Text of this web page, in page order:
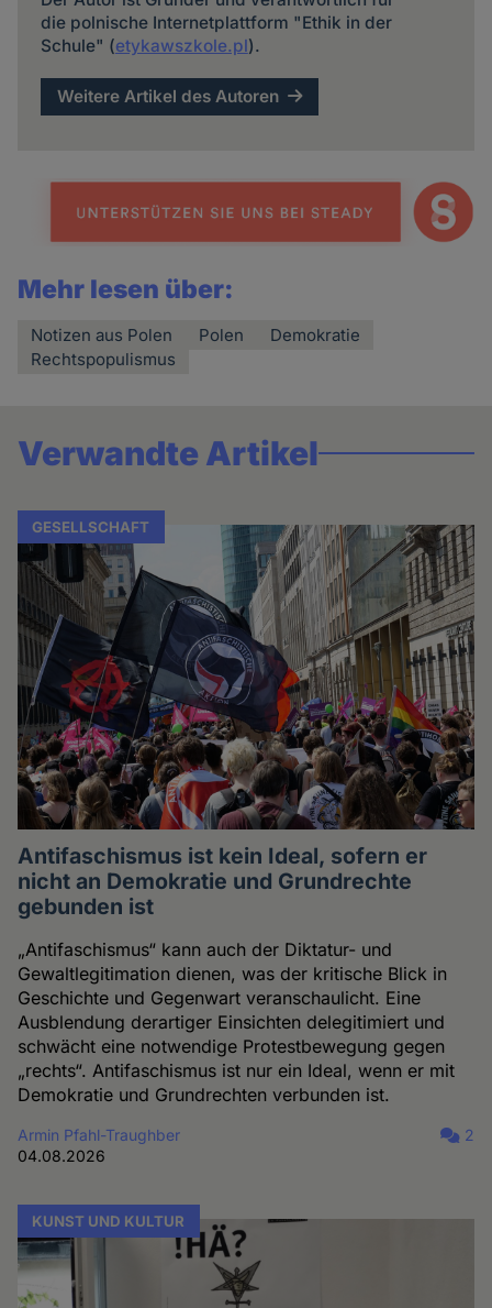
die polnische Internetplattform "Ethik in der
Schule" (etykawszkole.pl).
Weitere Artikel des Autoren
Mehr lesen über:
Notizen aus Polen Polen
Demokratie
Rechtspopulismus
Verwandte Artikel
GESELLSCHAFT
Antifaschismus ist kein Ideal, sofern er
nicht an Demokratie und Grundrechte
gebunden ist
„Antifaschismus“ kann auch der Diktatur- und
Gewaltlegitimation dienen, was der kritische Blick in
Geschichte und Gegenwart veranschaulicht. Eine
Ausblendung derartiger Einsichten delegitimiert und
schwächt eine notwendige Protestbewegung gegen
„rechts“. Antifaschismus ist nur ein Ideal, wenn er mit
Demokratie und Grundrechten verbunden ist.
Armin Pfahl-Traughber
04.08.2026
2
KUNST UND KULTUR